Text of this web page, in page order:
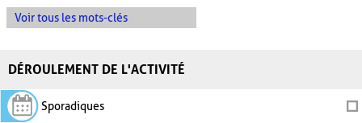
Voir tous les mots-clés
DÉROULEMENT DE L'ACTIVITÉ
Sporadiques